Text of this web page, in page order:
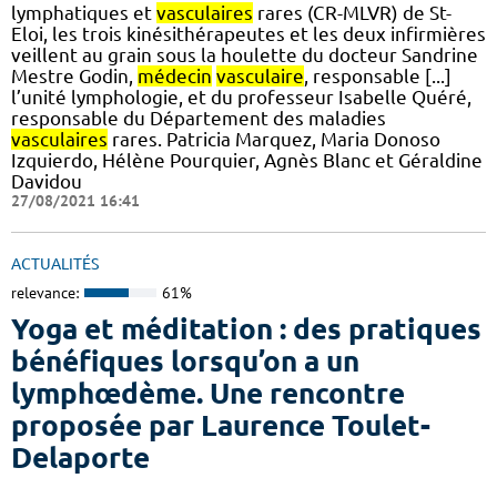
lymphatiques et vasculaires rares (CR-MLVR) de St-
Eloi, les trois kinésithérapeutes et les deux infirmières
veillent au grain sous la houlette du docteur Sandrine
Mestre Godin, médecin vasculaire , responsable [...]
l’unité lymphologie, et du professeur Isabelle Quéré,
responsable du Département des maladies
vasculaires rares. Patricia Marquez, Maria Donoso
Izquierdo, Hélène Pourquier, Agnès Blanc et Géraldine
Davidou
27/08/2021 16:41
ACTUALITÉS
relevance: 61%
Yoga et méditation : des pratiques
bénéfiques lorsqu’on a un
lymphœdème. Une rencontre
proposée par Laurence Toulet-
Delaporte